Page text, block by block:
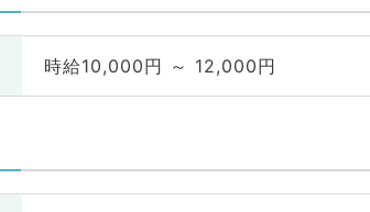
時給10,000円 ～ 12,000円